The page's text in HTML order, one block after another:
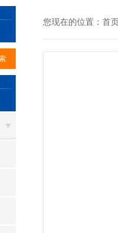
您现在的位置： 首页